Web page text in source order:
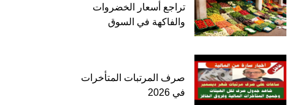
تراجع أسعار الخضروات
والفاكهة في السوق
صرف المرتبات المتأخرات
في 2026